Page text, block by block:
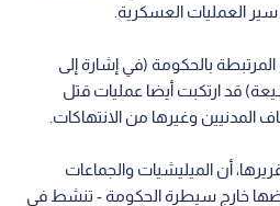
سير العمليات العسكرية.
بالحكومة (في إشارة إلى
قد ارتكبت أيضا عمليات قتل
وغيرها من الانتهاكات.
أن الميليشيات والجماعات
خارج سيطرة الحكومة - تنشط في